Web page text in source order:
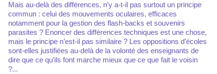
Mais au-delà des différences, n’y a-t-il pas surtout un principe
commun : celui des mouvements oculaires, efficaces
notamment pour la gestion des flash-backs et souvenirs
parasites ? Enoncer des différences techniques est une chose,
mais le principe n’est-il pas similaire ? Les oppositions d’écoles
sont-elles justifiées au-delà de la volonté des enseignants de
dire que ce qu’ils font marche mieux que ce que fait le voisin
?...